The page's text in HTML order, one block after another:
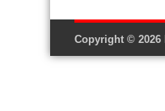
Copyright © 2026